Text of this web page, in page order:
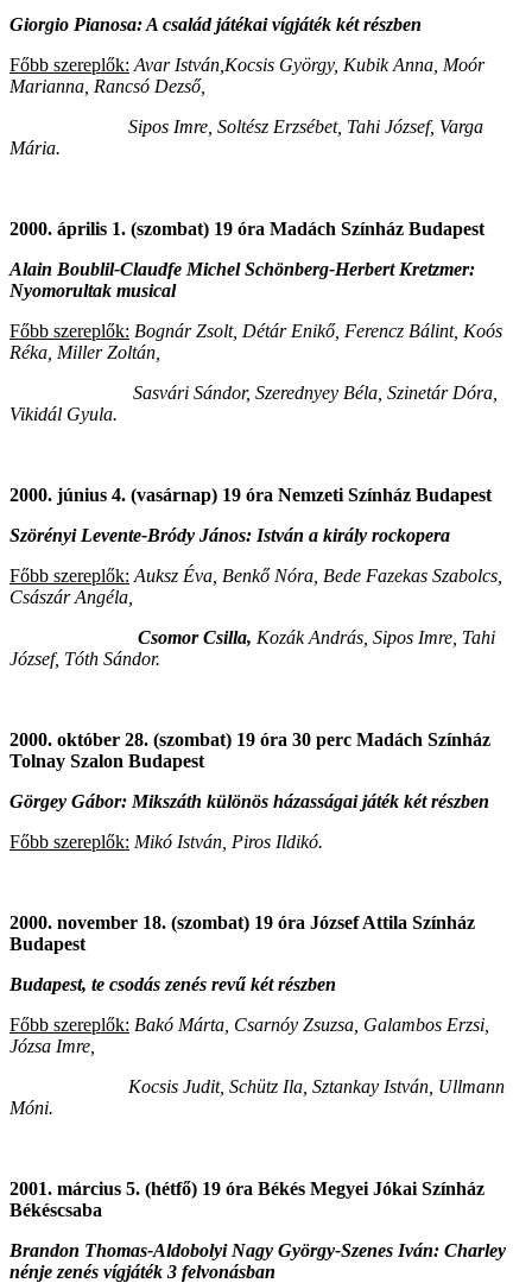
Giorgio Pianosa: A család játékai vígjáték két részben
Főbb szereplők: Avar István,Kocsis György, Kubik Anna, Moór
Marianna, Rancsó Dezső,
Sipos Imre, Soltész Erzsébet, Tahi József, Varga
Mária.
2000. április 1. (szombat) 19 óra Madách Színház Budapest
Alain Boublil-Claudfe Michel Schönberg-Herbert Kretzmer:
Nyomorultak musical
Főbb szereplők: Bognár Zsolt, Détár Enikő, Ferencz Bálint, Koós
Réka, Miller Zoltán,
Sasvári Sándor, Szerednyey Béla, Szinetár Dóra,
Vikidál Gyula.
2000. június 4. (vasárnap) 19 óra Nemzeti Színház Budapest
Szörényi Levente-Bródy János: István a király rockopera
Főbb szereplők: Auksz Éva, Benkő Nóra, Bede Fazekas Szabolcs,
Császár Angéla,
Csomor Csilla, Kozák András, Sipos Imre, Tahi
József, Tóth Sándor.
2000. október 28. (szombat) 19 óra 30 perc Madách Színház
Tolnay Szalon Budapest
Görgey Gábor: Mikszáth különös házasságai játék két részben
Főbb szereplők: Mikó István, Piros Ildikó.
2000. november 18. (szombat) 19 óra József Attila Színház
Budapest
Budapest, te csodás zenés revű két részben
Főbb szereplők: Bakó Márta, Csarnóy Zsuzsa, Galambos Erzsi,
Józsa Imre,
Kocsis Judit, Schütz Ila, Sztankay István, Ullmann
Móni.
2001. március 5. (hétfő) 19 óra Békés Megyei Jókai Színház
Békéscsaba
Brandon Thomas-Aldobolyi Nagy György-Szenes Iván: Charley
nénje zenés vígjáték 3 felvonásban